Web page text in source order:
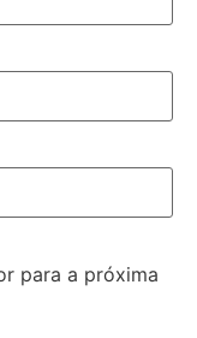
para a próxima